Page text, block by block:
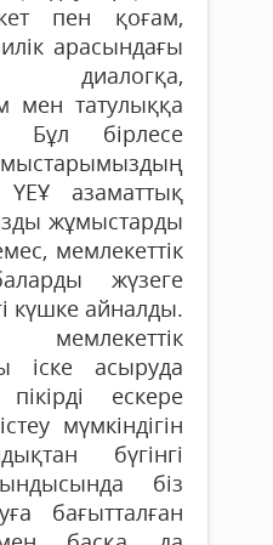
пен қоғам,
арасындағы
диалогқа,
мен татулыққа
Бұл бірлесе
ҮЕҰ азаматтық
жұмыстарды
мемлекеттік
жүзеге
күшке айналды.
іске асыруда
ескере
мүмкіндігін
бүгінгі
біз
бағытталған